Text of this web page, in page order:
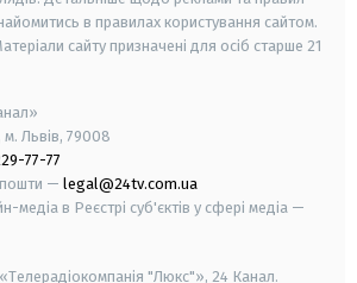
в правилах користування сайтом.
сайту призначені для осіб старше 21
м. Львів, 79008
77-77
пошти — legal@24tv.com.ua
медіа в Реєстрі суб'єктів у сфері медіа —
"Люкс"», 24 Канал.